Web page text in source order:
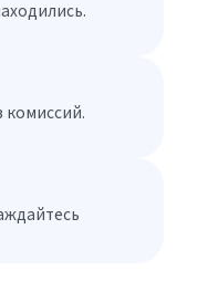
комиссий.